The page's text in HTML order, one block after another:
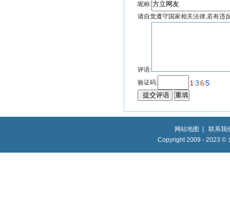
呢称:
请自觉遵守国家相关法律,若有违
评语:
验证码:
网站地图
联系我
Copyright 2009 - 2023 ©